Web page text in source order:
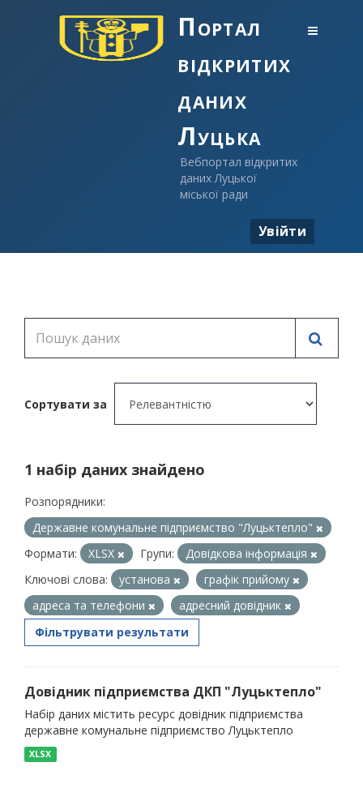
Портал
відкритих
даних
Луцька
Вебпортал відкритих
даних Луцької
міської ради
Увійти
Сортувати за
1 набір даних знайдено
Розпорядники:
Державне комунальне підприємство "Луцьктепло"
Формати:
XLSX Групи:
Довідкова інформація
Ключові слова:
установа
графік прийому
адреса та телефони
адресний довідник
Фільтрувати результати
Довідник підприємства ДКП "Луцьктепло"
Набір даних містить ресурс довідник підприємства
державне комунальне підприємство Луцьктепло
XLSX